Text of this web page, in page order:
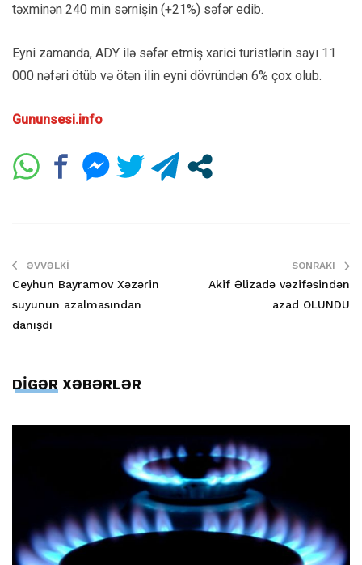
təxminən 240 min sərnişin (+21%) səfər edib.
Eyni zamanda, ADY ilə səfər etmiş xarici turistlərin sayı 11
000 nəfəri ötüb və ötən ilin eyni dövründən 6% çox olub.
Gununsesi.info
ƏVVƏLKI
Ceyhun Bayramov Xəzərin
suyunun azalmasından
danışdı
SONRAKI
Akif Əlizadə vəzifəsindən
azad OLUNDU
DİGƏR XƏBƏRLƏR